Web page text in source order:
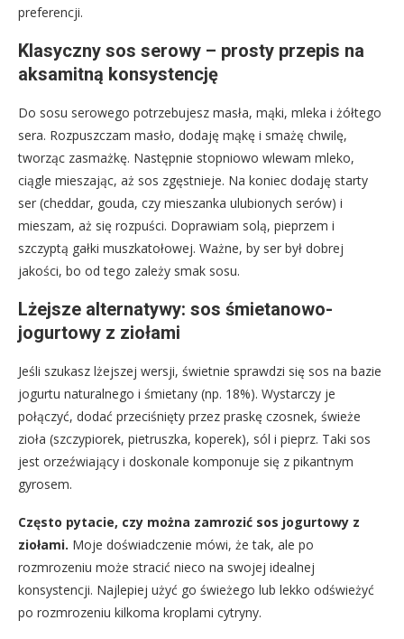
preferencji.
Klasyczny sos serowy – prosty przepis na
aksamitną konsystencję
Do sosu serowego potrzebujesz masła, mąki, mleka i żółtego
sera. Rozpuszczam masło, dodaję mąkę i smażę chwilę,
tworząc zasmażkę. Następnie stopniowo wlewam mleko,
ciągle mieszając, aż sos zgęstnieje. Na koniec dodaję starty
ser (cheddar, gouda, czy mieszanka ulubionych serów) i
mieszam, aż się rozpuści. Doprawiam solą, pieprzem i
szczyptą gałki muszkatołowej. Ważne, by ser był dobrej
jakości, bo od tego zależy smak sosu.
Lżejsze alternatywy: sos śmietanowo-
jogurtowy z ziołami
Jeśli szukasz lżejszej wersji, świetnie sprawdzi się sos na bazie
jogurtu naturalnego i śmietany (np. 18%). Wystarczy je
połączyć, dodać przeciśnięty przez praskę czosnek, świeże
zioła (szczypiorek, pietruszka, koperek), sól i pieprz. Taki sos
jest orzeźwiający i doskonale komponuje się z pikantnym
gyrosem.
Często pytacie, czy można zamrozić sos jogurtowy z
ziołami. Moje doświadczenie mówi, że tak, ale po
rozmrozeniu może stracić nieco na swojej idealnej
konsystencji. Najlepiej użyć go świeżego lub lekko odświeżyć
po rozmrozeniu kilkoma kroplami cytryny.